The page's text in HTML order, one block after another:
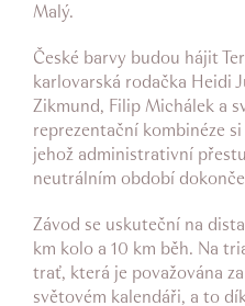
Malý.
České barvy budou hájit
karlovarská rodačka Heidi
Zikmund, Filip Michálek a
reprezentační kombinéze
jehož administrativní
neutrálním období
Závod se uskuteční na
km kolo a 10 km běh. Na
trať, která je považována
světovém kalendáři, a to